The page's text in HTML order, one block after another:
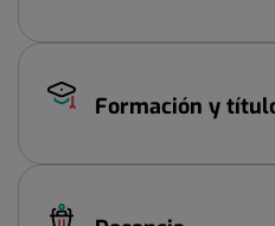
Formación y